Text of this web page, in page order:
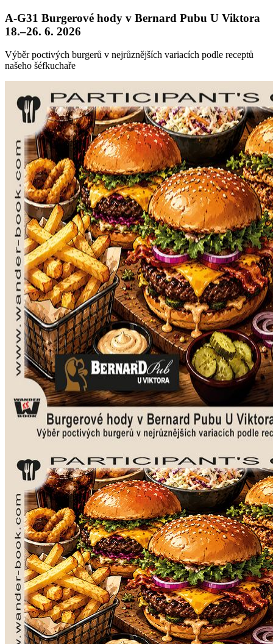
A-G31 Burgerové hody v Bernard Pubu U Viktora
18.–26. 6. 2026
Výběr poctivých burgerů v nejrůznějších variacích podle receptů
našeho šéfkuchaře